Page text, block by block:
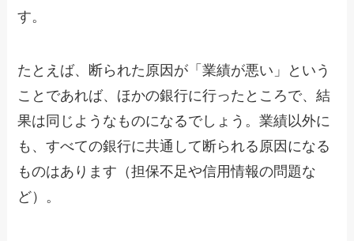
す。
たとえば、断られた原因が「業績が悪い」という
ことであれば、ほかの銀行に行ったところで、結
果は同じようなものになるでしょう。業績以外に
も、すべての銀行に共通して断られる原因になる
ものはあります（担保不足や信用情報の問題な
ど）。